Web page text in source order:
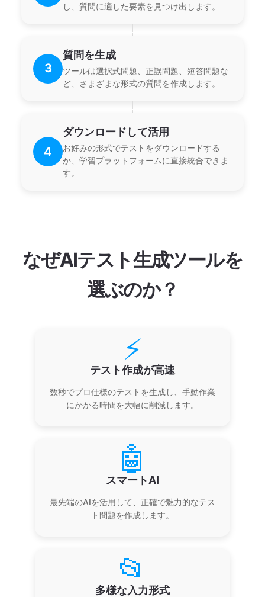
し、質問に適した要素を見つけ出します。
3
質問を生成
ツールは選択式問題、正誤問題、短答問題な
ど、さまざまな形式の質問を作成します。
4
ダウンロードして活用
お好みの形式でテストをダウンロードする
か、学習プラットフォームに直接統合できま
す。
なぜAIテスト生成ツールを
選ぶのか？
⚡
テスト作成が高速
数秒でプロ仕様のテストを生成し、手動作業
にかかる時間を大幅に削減します。
🤖
スマートAI
最先端のAIを活用して、正確で魅力的なテス
ト問題を作成します。
📂
多様な入力形式